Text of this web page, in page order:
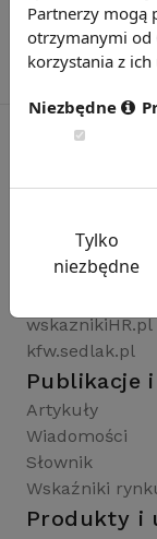
wskaznikiHR.pl
kfw.sedlak.pl
Publikacje
Artykuły
Wiadomości
Słownik
Wskaźniki
Produkty i
Partnerzy mogą
otrzymanymi od
korzystania z ich
Niezbędne
Tylko
niezbędne